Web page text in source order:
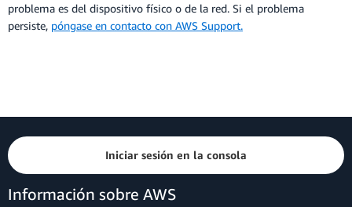
problema es del dispositivo físico o de la red. Si el problema
persiste, póngase en contacto con AWS Support.
Iniciar sesión en la consola
Información sobre AWS